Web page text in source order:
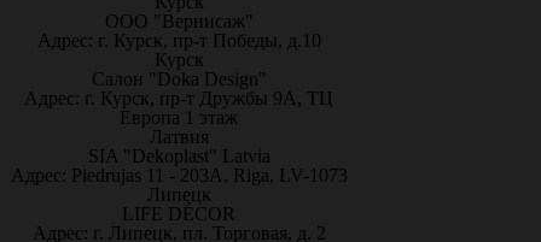
ООО "Вернисаж"
Адрес: г. Курск, пр-т Победы, д.10
Курск
Салон "Doka Design"
Адрес: г. Курск, пр-т Дружбы 9А, ТЦ
Европа 1 этаж
Латвия
SIA "Dekoplast" Latvia
Адрес: Piedrujas 11 - 203A, Riga, LV-1073
Липецк
LIFE DÉCOR
Адрес: г. Липецк, пл. Торговая, д. 2